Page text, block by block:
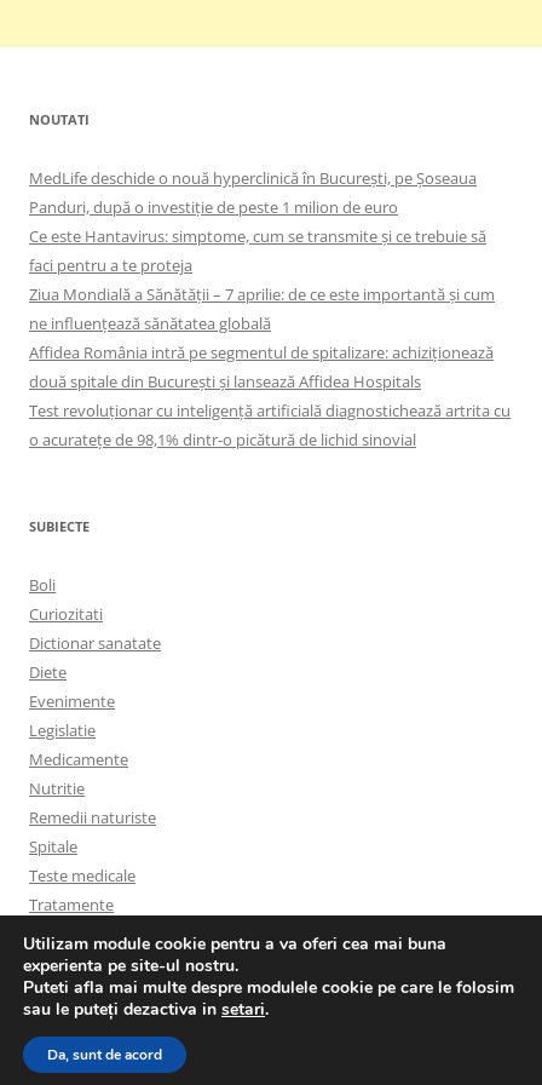
NOUTATI
MedLife deschide o nouă hyperclinică în București, pe Șoseaua
Panduri, după o investiție de peste 1 milion de euro
Ce este Hantavirus: simptome, cum se transmite și ce trebuie să
faci pentru a te proteja
Ziua Mondială a Sănătății – 7 aprilie: de ce este importantă și cum
ne influențează sănătatea globală
Affidea România intră pe segmentul de spitalizare: achiziționează
două spitale din București și lansează Affidea Hospitals
Test revoluționar cu inteligență artificială diagnostichează artrita cu
o acuratețe de 98,1% dintr-o picătură de lichid sinovial
SUBIECTE
Boli
Curiozitati
Dictionar sanatate
Diete
Evenimente
Legislatie
Medicamente
Nutritie
Remedii naturiste
Spitale
Teste medicale
Tratamente
Politica privind cookies
Utilizam module cookie pentru a va oferi cea mai buna
experienta pe site-ul nostru.
Puteti afla mai multe despre modulele cookie pe care le folosim
sau le puteți dezactiva in setari.
Da, sunt de acord